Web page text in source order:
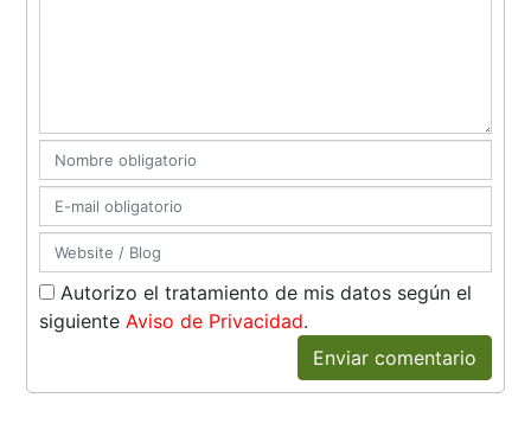
Autorizo el tratamiento de mis datos según el
siguiente Aviso de Privacidad.
Enviar comentario